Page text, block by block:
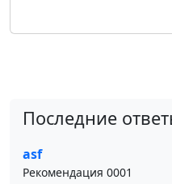
Последние
asf
Рекомендация 0001